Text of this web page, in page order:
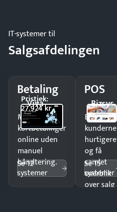
IT-systemer til
Salgsafdelingen
Betaling
Viva
Pristjek:
27.924 kr
Modtag
kortbetalinger
online uden
manuel
håndtering.
Se 12
systemer
POS
Bizsys
Ekspedér
kunderne
hurtigere
og få
samlet
overblik
over salg
Se 15
systemer